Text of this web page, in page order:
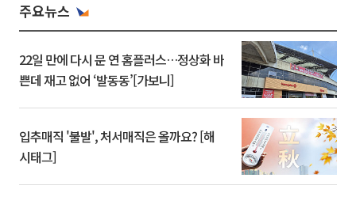
주요뉴스
22일 만에 다시 문 연 홈플러스…정상화 바
쁜데 재고 없어 ‘발동동’[가보니]
입추매직 '불발', 처서매직은 올까요? [해
시태그]